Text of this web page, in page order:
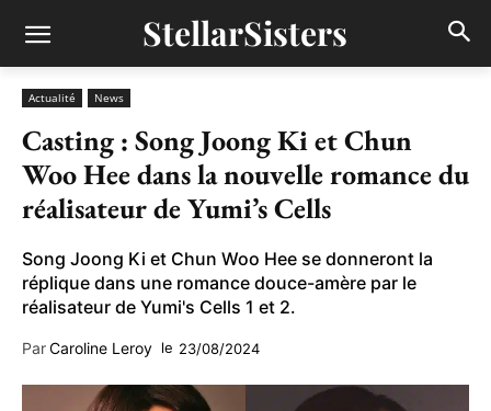
StellarSisters
Actualité News
Casting : Song Joong Ki et Chun
Woo Hee dans la nouvelle romance du
réalisateur de Yumi’s Cells
Song Joong Ki et Chun Woo Hee se donneront la
réplique dans une romance douce-amère par le
réalisateur de Yumi's Cells 1 et 2.
ParCaroline Leroy le 23/08/2024